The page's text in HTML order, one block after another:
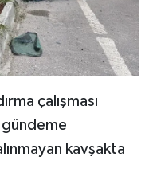
çalışması
gündeme
kavşakta